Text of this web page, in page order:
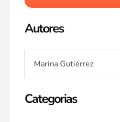
Autores
Categorias